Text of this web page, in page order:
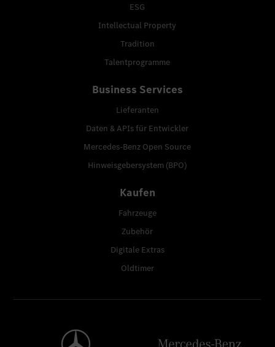
ESG
Intellectual Property
Tradition
Talentprogramme
Business Services
Lieferanten
Daten & APIs für Entwickler
Mercedes-Benz Open Source
Hinweisgebersystem (BPO)
Kaufen
Fahrzeuge
Zubehör
Digitale Extras
Oldtimer